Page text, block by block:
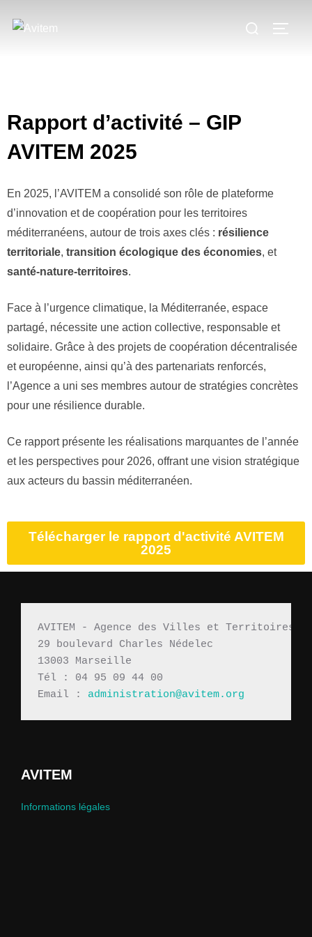
Rapport d’activité – GIP
AVITEM 2025
En 2025, l’AVITEM a consolidé son rôle de plateforme
d’innovation et de coopération pour les territoires
méditerranéens, autour de trois axes clés : résilience
territoriale, transition écologique des économies, et
santé-nature-territoires.
Face à l’urgence climatique, la Méditerranée, espace
partagé, nécessite une action collective, responsable et
solidaire. Grâce à des projets de coopération décentralisée
et européenne, ainsi qu’à des partenariats renforcés,
l’Agence a uni ses membres autour de stratégies concrètes
pour une résilience durable.
Ce rapport présente les réalisations marquantes de l’année
et les perspectives pour 2026, offrant une vision stratégique
aux acteurs du bassin méditerranéen.
Télécharger le rapport d'activité AVITEM
2025
AVITEM - Agence des Villes et Territoires
29 boulevard Charles Nédelec
13003 Marseille
Tél : 04 95 09 44 00
Email : administration@avitem.org
AVITEM
Informations légales